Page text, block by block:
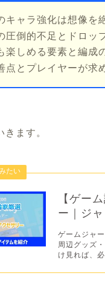
キャラ強化は想像を
圧倒的不足とドロッ
楽しめる要素と編成
点とプレイヤーが求
ます。
【ゲー
ー｜ジ
ゲームジャ
周辺グッズ
け見れば、